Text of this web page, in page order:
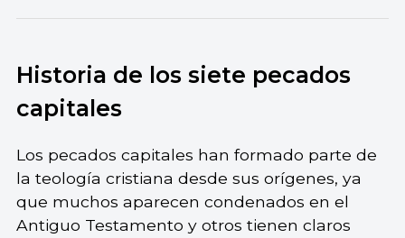
Historia de los siete pecados
capitales
Los pecados capitales han formado parte de
la teología cristiana desde sus orígenes, ya
que muchos aparecen condenados en el
Antiguo Testamento y otros tienen claros